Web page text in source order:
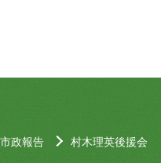
市政報告 村木理英後援会